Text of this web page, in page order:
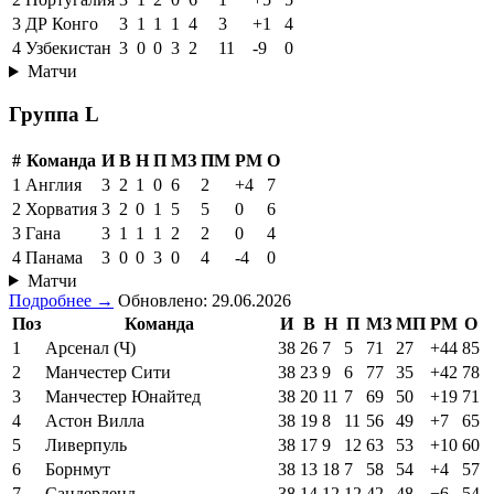
3 ДР Конго 3 1 1 1 4 3 +1
4
4 Узбекистан 3 0 0 3 2 11 -9
0
Матчи
Группа L
# Команда И В Н П МЗ ПМ РМ О
1 Англия 3 2 1 0 6 2 +4
7
2 Хорватия 3 2 0 1 5 5 0
6
3 Гана 3 1 1 1 2 2 0
4
4 Панама 3 0 0 3 0 4 -4
0
Матчи
Подробнее → Обновлено: 29.06.2026
Поз
Команда И В Н П МЗ МП РМ О
1
Арсенал (Ч) 38 26 7 5 71 27 +44 85
2
Манчестер Сити 38 23 9 6 77 35 +42 78
3
Манчестер Юнайтед 38 20 11 7 69 50 +19 71
4
Астон Вилла 38 19 8 11 56 49 +7
65
5
Ливерпуль 38 17 9 12 63 53 +10 60
6
Борнмут 38 13 18 7 58 54 +4
57